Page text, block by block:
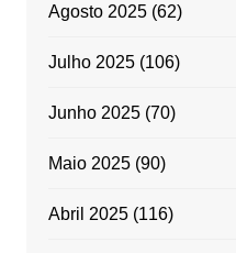
Agosto 2025(62)
Julho 2025(106)
Junho 2025(70)
Maio 2025(90)
Abril 2025(116)